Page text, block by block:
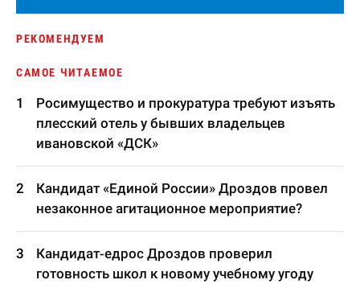
РЕКОМЕНДУЕМ
САМОЕ ЧИТАЕМОЕ
Росимущество и прокуратура требуют изъять
плесский отель у бывших владельцев
ивановской «ДСК»
Кандидат «Единой России» Дроздов провел
незаконное агитационное мероприятие?
Кандидат-едрос Дроздов проверил
готовность школ к новому учебному угоду